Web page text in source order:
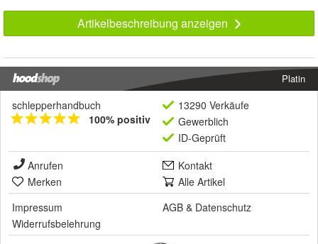
Artikelbeschreibung anzeigen
Platin
schlepperhandbuch
100% positiv
13290 Verkäufe
Gewerblich
ID-Geprüft
Anrufen
Kontakt
Merken
Alle Artikel
Impressum
AGB & Datenschutz
Widerrufsbelehrung